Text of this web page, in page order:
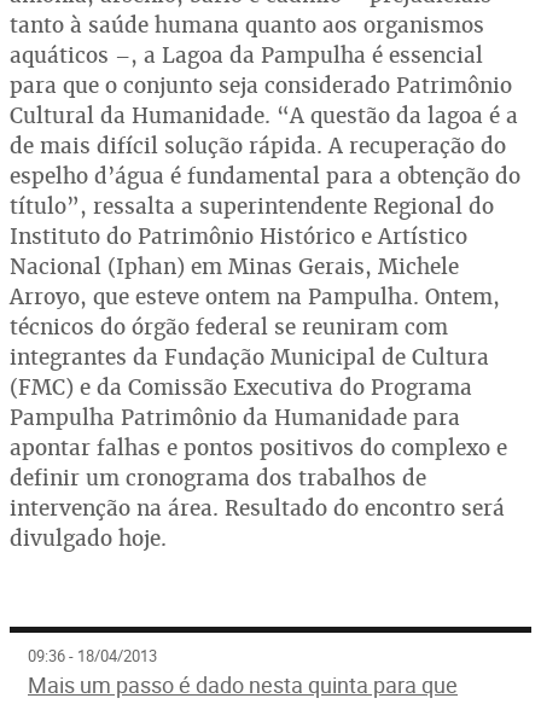
tanto à saúde humana quanto aos organismos
aquáticos –, a Lagoa da Pampulha é essencial
para que o conjunto seja considerado Patrimônio
Cultural da Humanidade. “A questão da lagoa é a
de mais difícil solução rápida. A recuperação do
espelho d’água é fundamental para a obtenção do
título”, ressalta a superintendente Regional do
Instituto do Patrimônio Histórico e Artístico
Nacional (Iphan) em Minas Gerais, Michele
Arroyo, que esteve ontem na Pampulha. Ontem,
técnicos do órgão federal se reuniram com
integrantes da Fundação Municipal de Cultura
(FMC) e da Comissão Executiva do Programa
Pampulha Patrimônio da Humanidade para
apontar falhas e pontos positivos do complexo e
definir um cronograma dos trabalhos de
intervenção na área. Resultado do encontro será
divulgado hoje.
09:36 - 18/04/2013
Mais um passo é dado nesta quinta para que